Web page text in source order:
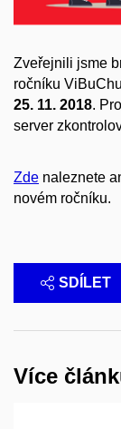
Zveřejnili jsme
ročníku
25. 11. 2018.
server
Zde naleznete
novém ročníku.
SDÍLET
Více